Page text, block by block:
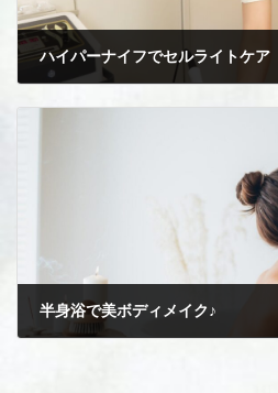
ハイパーナイフでセルライトケア
半身浴で美ボディメイク♪